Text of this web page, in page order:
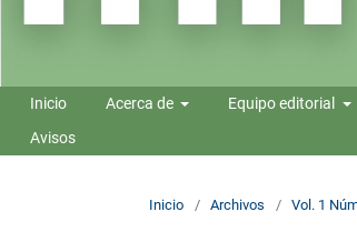
Inicio Acerca de Equipo editorial
Avisos
Inicio / Archivos / Vol. 1